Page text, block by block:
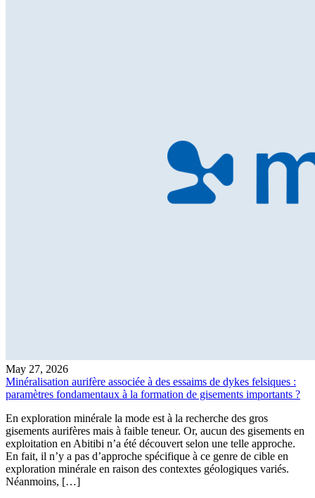
May 27, 2026
Minéralisation aurifère associée à des essaims de dykes felsiques :
paramètres fondamentaux à la formation de gisements importants ?
En exploration minérale la mode est à la recherche des gros
gisements aurifères mais à faible teneur. Or, aucun des gisements en
exploitation en Abitibi n’a été découvert selon une telle approche.
En fait, il n’y a pas d’approche spécifique à ce genre de cible en
exploration minérale en raison des contextes géologiques variés.
Néanmoins, […]